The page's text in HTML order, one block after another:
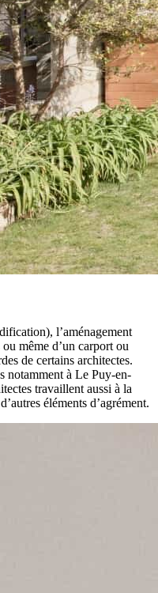
l’aménagement
même d’un carport ou
de certains architectes.
notamment à Le Puy-en-
travaillent aussi à la
éléments d’agrément.